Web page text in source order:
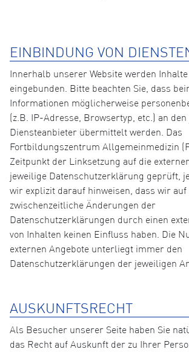
EINBINDUNG VON
Innerhalb unserer Website werden
eingebunden. Bitte beachten Sie, dass
Informationen möglicherweise
(z.B. IP-Adresse, Browsertyp, etc.) an
Diensteanbieter übermittelt werden. Das
Fortbildungszentrum Allgemeinmedizin
Zeitpunkt der Linksetzung auf die
jeweilige Datenschutzerklärung geprüft,
wir explizit darauf hinweisen, dass wir auf
zwischenzeitliche Änderungen der
Datenschutzerklärungen durch einen
von Inhalten keinen Einfluss haben. Die
externen Angebote unterliegt immer den
Datenschutzerklärungen der jeweiligen
AUSKUNFTSRECHT
Als Besucher unserer Seite haben Sie
das Recht auf Auskunft der zu Ihrer